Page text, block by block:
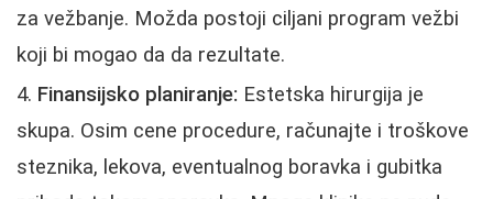
za vežbanje. Možda postoji ciljani program vežbi
koji bi mogao da da rezultate.
Finansijsko planiranje: Estetska hirurgija je
skupa. Osim cene procedure, računajte i troškove
steznika, lekova, eventualnog boravka i gubitka